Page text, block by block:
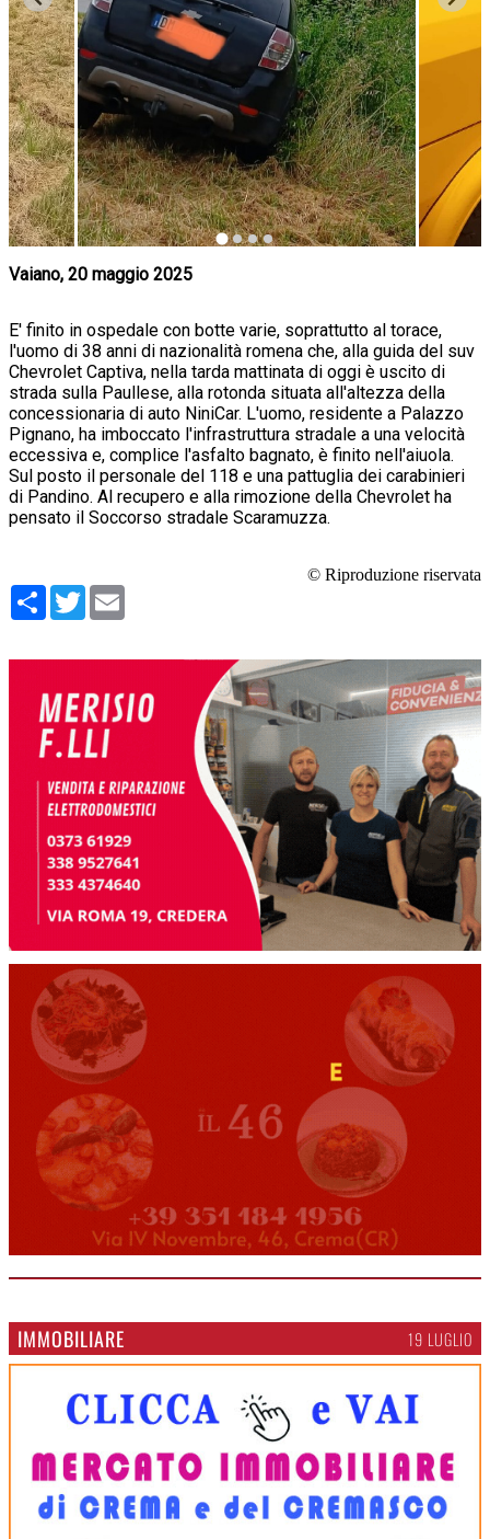
Vaiano, 20 maggio 2025
E' finito in ospedale con botte varie, soprattutto al torace,
l'uomo di 38 anni di nazionalità romena che, alla guida del suv
Chevrolet Captiva, nella tarda mattinata di oggi è uscito di
strada sulla Paullese, alla rotonda situata all'altezza della
concessionaria di auto NiniCar. L'uomo, residente a Palazzo
Pignano, ha imboccato l'infrastruttura stradale a una velocità
eccessiva e, complice l'asfalto bagnato, è finito nell'aiuola.
Sul posto il personale del 118 e una pattuglia dei carabinieri
di Pandino. Al recupero e alla rimozione della Chevrolet ha
pensato il Soccorso stradale Scaramuzza.
© Riproduzione riservata
Condividi
Twitter
IMMOBILIARE 19 LUGLIO